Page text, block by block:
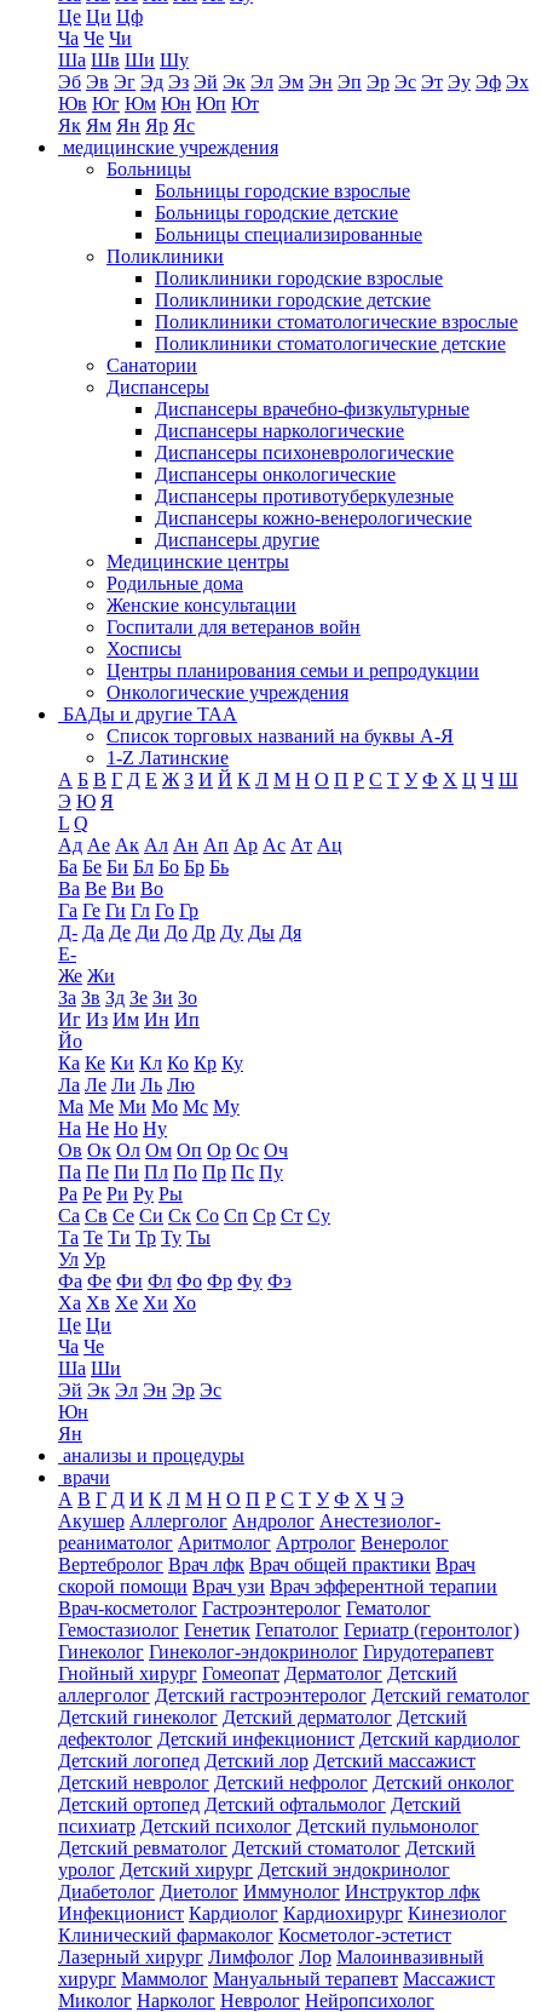
Це Ци Цф
Ча Че Чи
Ша Шв Ши Шу
Эб Эв Эг Эд Эз Эй Эк Эл Эм Эн Эп Эр Эс Эт Эу Эф Эх
Юв Юг Юм Юн Юп Ют
Як Ям Ян Яр Яс
медицинские учреждения
Больницы
Больницы городские взрослые
Больницы городские детские
Больницы специализированные
Поликлиники
Поликлиники городские взрослые
Поликлиники городские детские
Поликлиники стоматологические взрослые
Поликлиники стоматологические детские
Санатории
Диспансеры
Диспансеры врачебно-физкультурные
Диспансеры наркологические
Диспансеры психоневрологические
Диспансеры онкологические
Диспансеры противотуберкулезные
Диспансеры кожно-венерологические
Диспансеры другие
Медицинские центры
Родильные дома
Женские консультации
Госпитали для ветеранов войн
Хосписы
Центры планирования семьи и репродукции
Онкологические учреждения
БАДы и другие ТАА
Список торговых названий на буквы А-Я
1-Z Латинские
А Б В Г Д Е Ж З И Й К Л М Н О П Р С Т У Ф Х Ц Ч Ш
Э Ю Я
L Q
Ад Ае Ак Ал Ан Ап Ар Ас Ат Ац
Ба Бе Би Бл Бо Бр Бь
Ва Ве Ви Во
Га Ге Ги Гл Го Гр
Д- Да Де Ди До Др Ду Ды Дя
Е-
Же Жи
За Зв Зд Зе Зи Зо
Иг Из Им Ин Ип
Йо
Ка Ке Ки Кл Ко Кр Ку
Ла Ле Ли Ль Лю
Ма Ме Ми Мо Мс Му
На Не Но Ну
Ов Ок Ол Ом Оп Ор Ос Оч
Па Пе Пи Пл По Пр Пс Пу
Ра Ре Ри Ру Ры
Са Св Се Си Ск Со Сп Ср Ст Су
Та Те Ти Тр Ту Ты
Ул Ур
Фа Фе Фи Фл Фо Фр Фу Фэ
Ха Хв Хе Хи Хо
Це Ци
Ча Че
Ша Ши
Эй Эк Эл Эн Эр Эс
Юн
Ян
анализы и процедуры
врачи
А В Г Д И К Л М Н О П Р С Т У Ф Х Ч Э
Акушер Аллерголог Андролог Анестезиолог-
реаниматолог Аритмолог Артролог Венеролог
Вертебролог Врач лфк Врач общей практики Врач
скорой помощи Врач узи Врач эфферентной терапии
Врач-косметолог Гастроэнтеролог Гематолог
Гемостазиолог Генетик Гепатолог Гериатр (геронтолог)
Гинеколог Гинеколог-эндокринолог Гирудотерапевт
Гнойный хирург Гомеопат Дерматолог Детский
аллерголог Детский гастроэнтеролог Детский гематолог
Детский гинеколог Детский дерматолог Детский
дефектолог Детский инфекционист Детский кардиолог
Детский логопед Детский лор Детский массажист
Детский невролог Детский нефролог Детский онколог
Детский ортопед Детский офтальмолог Детский
психиатр Детский психолог Детский пульмонолог
Детский ревматолог Детский стоматолог Детский
уролог Детский хирург Детский эндокринолог
Диабетолог Диетолог Иммунолог Инструктор лфк
Инфекционист Кардиолог Кардиохирург Кинезиолог
Клинический фармаколог Косметолог-эстетист
Лазерный хирург Лимфолог Лор Малоинвазивный
хирург Маммолог Мануальный терапевт Массажист
Миколог Нарколог Невролог Нейропсихолог